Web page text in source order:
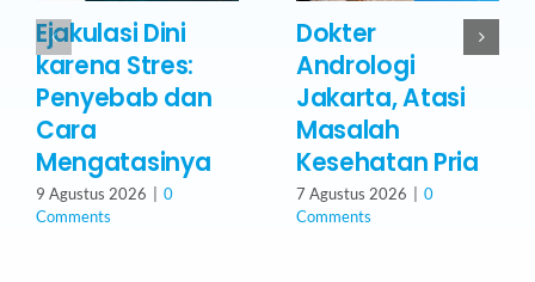
Ejakulasi Dini
karena Stres:
Penyebab dan
Cara
Mengatasinya
9 Agustus 2026
0
Comments
Dokter
Andrologi
Jakarta, Atasi
Masalah
Kesehatan Pria
7 Agustus 2026
0
Comments